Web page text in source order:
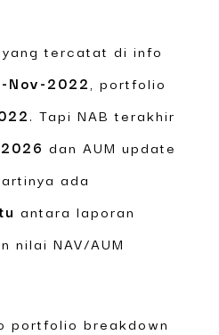
tercatat di info
Nov-2022 , portfolio
. Tapi NAB terakhir
dan AUM update
ada
antara laporan
nilai NAV/AUM
portfolio breakdown